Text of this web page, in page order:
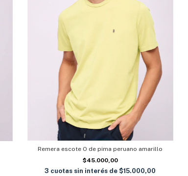
Remera escote O de pima peruano amarillo
$45.000,00
3 cuotas sin interés de$15.000,00